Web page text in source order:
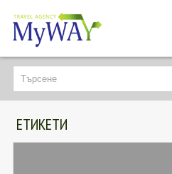
НАЙ-ТЪРСЕНИ
ДЕСТИНАЦИИ
ЕКЗОТИЧНИ ПОЧИВКИ
ЕТИКЕТИ